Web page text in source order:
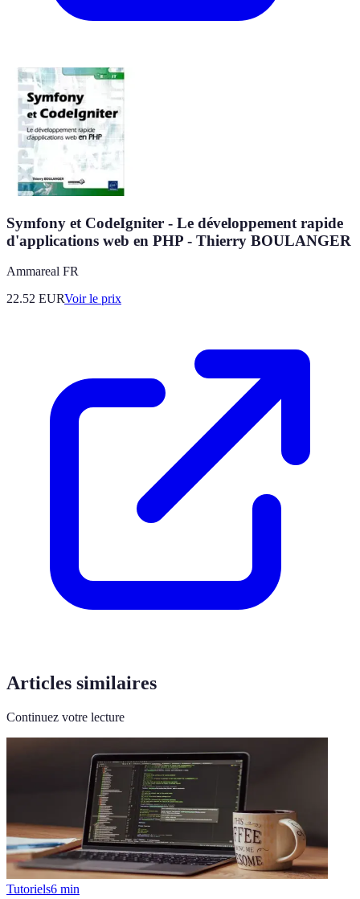
Symfony et CodeIgniter - Le développement rapide
d'applications web en PHP - Thierry BOULANGER
Ammareal FR
22.52 EURVoir le prix
Articles similaires
Continuez votre lecture
Tutoriels6 min